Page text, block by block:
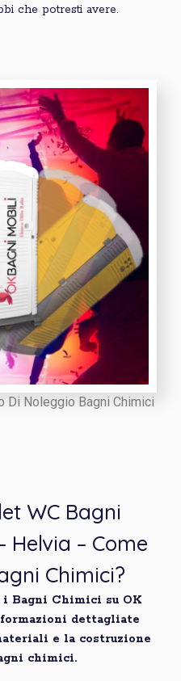
che potresti avere.
WC Bagni
Helvia – Come
Chimici?
Bagni Chimici su OK
dettagliate
e la costruzione
chimici.
Di Noleggio Bagni Chimici